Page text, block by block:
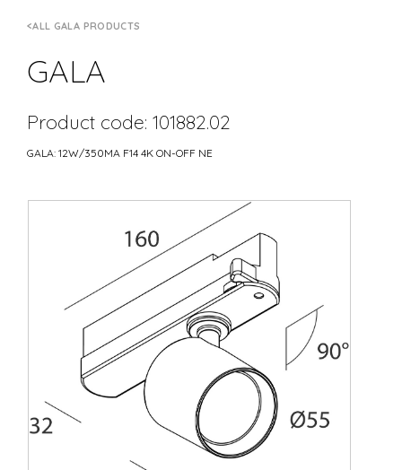
ALL GALA PRODUCTS
GALA
Product code: 101882.02
GALA: 12W/350MA F14 4K ON-OFF NE